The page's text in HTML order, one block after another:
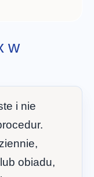
w
i nie
obiadu,